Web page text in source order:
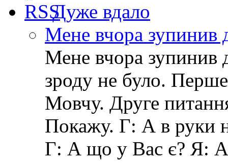
Дуже вдало
Мене вчора зупинив
Мене вчора зупинив
зроду не було.
Мовчу. Друге
Покажу. Г: А в руки
Г: А що у Вас є? Я: